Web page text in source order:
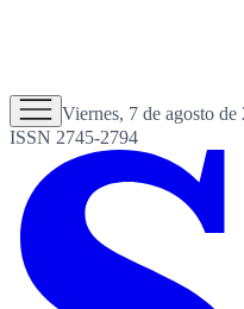
Viernes, 7 de agosto de
ISSN 2745-2794